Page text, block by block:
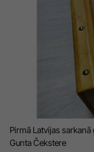
Sigulda
Pirmā Latvijas
Gunta Čekstere